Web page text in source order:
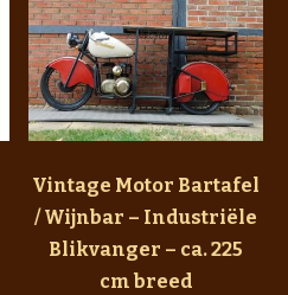
Vintage Motor Bartafel
/ Wijnbar – Industriële
Blikvanger – ca. 225
cm breed